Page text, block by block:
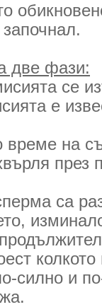
две фази:
се
е
на
през
са
силно и